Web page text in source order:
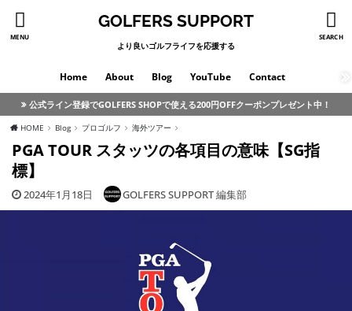
MENU SEARCH
GOLFERS SUPPORT
より良いゴルフライフを応援する
Home About Blog YouTube Contact
公式ライン登録でGOLFERS SHOPで使える200円OFFクーポンプレゼント中！
HOME Blog プロゴルフ 海外ツアー
PGA TOUR スタッツの各項目の意味【SG指
標】
2024年1月18日 GOLFERS SUPPORT 編集部